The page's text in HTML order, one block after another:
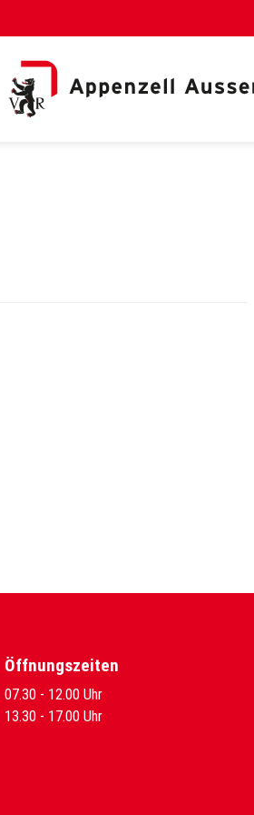
Öffnungszeiten
07.30 - 12.00 Uhr
13.30 - 17.00 Uhr